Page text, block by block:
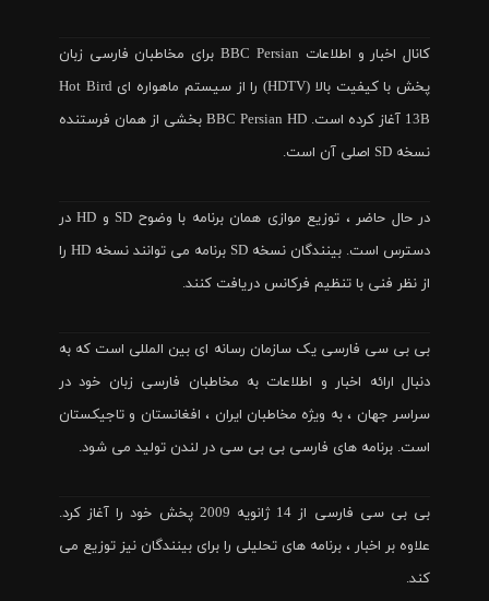
کانال اخبار و اطلاعات BBC Persian برای مخاطبان فارسی زبان
پخش با کیفیت بالا (HDTV) را از سیستم ماهواره ای Hot Bird
13B آغاز کرده است. BBC Persian HD بخشی از همان فرستنده
نسخه SD اصلی آن است.
در حال حاضر ، توزیع موازی همان برنامه با وضوح SD و HD در
دسترس است. بینندگان نسخه SD برنامه می توانند نسخه HD را
از نظر فنی با تنظیم فرکانس دریافت کنند.
بی بی سی فارسی یک سازمان رسانه ای بین المللی است که به
دنبال ارائه اخبار و اطلاعات به مخاطبان فارسی زبان خود در
سراسر جهان ، به ویژه مخاطبان ایران ، افغانستان و تاجیکستان
است. برنامه های فارسی بی بی سی در لندن تولید می شود.
بی بی سی فارسی از 14 ژانویه 2009 پخش خود را آغاز کرد.
علاوه بر اخبار ، برنامه های تحلیلی را برای بینندگان نیز توزیع می
کند.